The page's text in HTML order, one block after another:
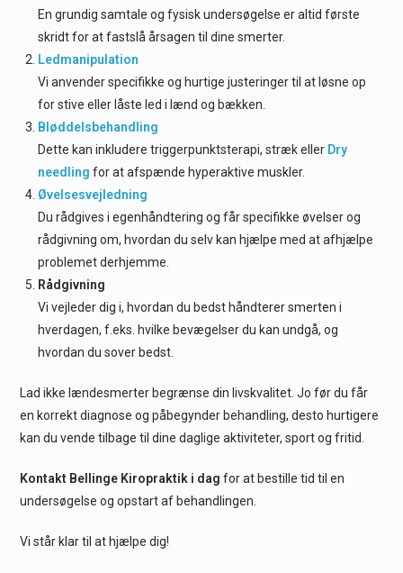
En grundig samtale og fysisk undersøgelse er altid første
skridt for at fastslå årsagen til dine smerter.
Ledmanipulation
Vi anvender specifikke og hurtige justeringer til at løsne op
for stive eller låste led i lænd og bækken.
Bløddelsbehandling
Dette kan inkludere triggerpunktsterapi, stræk eller Dry
needling for at afspænde hyperaktive muskler.
Øvelsesvejledning
Du rådgives i egenhåndtering og får specifikke øvelser og
rådgivning om, hvordan du selv kan hjælpe med at afhjælpe
problemet derhjemme.
Rådgivning
Vi vejleder dig i, hvordan du bedst håndterer smerten i
hverdagen, f.eks. hvilke bevægelser du kan undgå, og
hvordan du sover bedst.
Lad ikke lændesmerter begrænse din livskvalitet. Jo før du får
en korrekt diagnose og påbegynder behandling, desto hurtigere
kan du vende tilbage til dine daglige aktiviteter, sport og fritid.
Kontakt Bellinge Kiropraktik i dag for at bestille tid til en
undersøgelse og opstart af behandlingen.
Vi står klar til at hjælpe dig!